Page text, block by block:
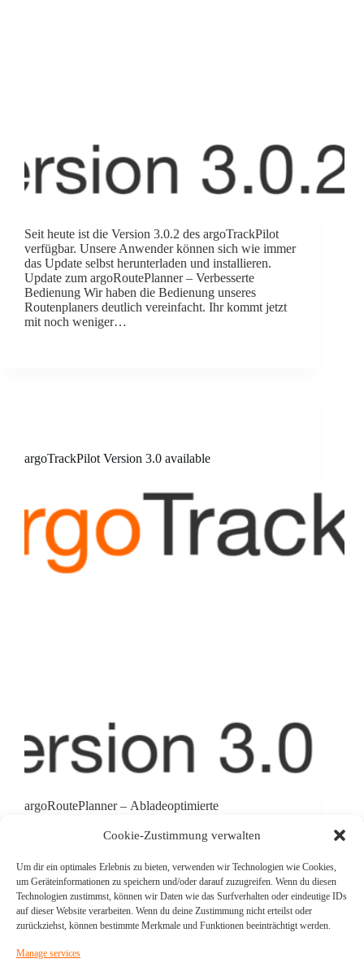
Cookie-Zustimmung verwalten
Um dir ein optimales Erlebnis zu bieten, verwenden wir Technologien wie Cookies,
um Geräteinformationen zu speichern und/oder darauf zuzugreifen. Wenn du diesen
Technologien zustimmst, können wir Daten wie das Surfverhalten oder eindeutige IDs
auf dieser Website verarbeiten. Wenn du deine Zustimmung nicht erteilst oder
zurückziehst, können bestimmte Merkmale und Funktionen beeinträchtigt werden.
Manage services
Seit heute ist die Version 3.0.2 des argoTrackPilot
verfügbar. Unsere Anwender können sich wie immer
das Update selbst herunterladen und installieren.
Update zum argoRoutePlanner – Verbesserte
Bedienung Wir haben die Bedienung unseres
Routenplaners deutlich vereinfacht. Ihr kommt jetzt
mit noch weniger…
argoTrackPilot Version 3.0 available
argoRoutePlanner – Abladeoptimierte
neuestes optionales Modul. Er bietet eine
des eigenen Tiefgangs. Abladetiefe und
Sicherheitsmarge können individuell angepasst
werden. Das Modul wird über die bekannte
argoTracks Kartenansicht bedient und ist für alle…